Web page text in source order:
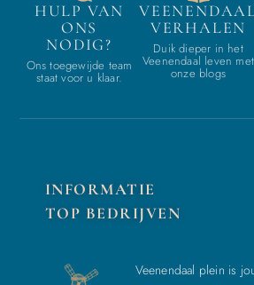
HULP VAN
ONS
NODIG?
Ons toegewijde team
staat voor u klaar.
VERHALEN
Duik dieper in het
Veenendaal leven met
onze blogs
INFORMATIE
TOP BEDRIJVEN
Veenendaal plein is